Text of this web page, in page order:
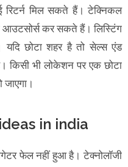
रिटर्न मिल सकते हैं। टेक्निकल
आउटसोर्स कर सकते हैं। लिस्टिंग
छोटा शहर है तो सेल्स एंड
किसी भी लोकेशन पर एक छोटा
in india
फेल नहीं हुआ है। टेक्नोलॉजी